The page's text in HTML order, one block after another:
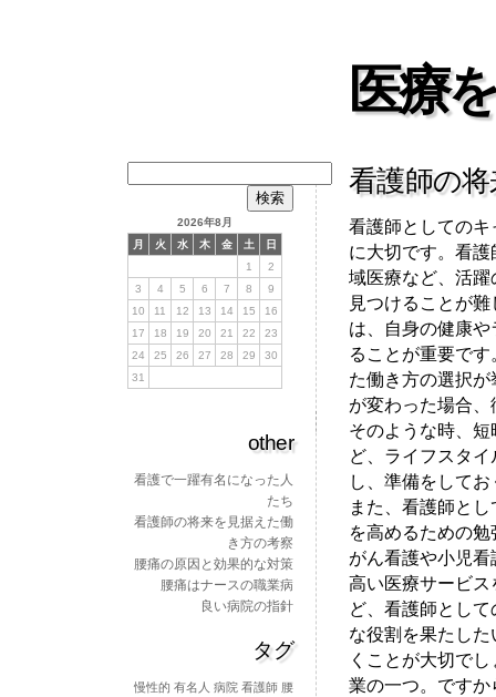
医療
看護師の
看護師としての
に大切です。看
域医療など、活
見つけることが
は、自身の健康
ることが重要で
た働き方の選択
が変わった場合
そのような時、
ど、ライフスタ
し、準備をして
また、看護師と
を高めるための
がん看護や小児
高い医療サービ
ど、看護師とし
な役割を果たし
くことが大切で
業の一つ。です
2026年8月
月
火 水 木 金 土
日
1
2
3
4 5 6 7 8
9
10
11 12 13 14 15
16
17
18 19 20 21 22
23
24
25 26 27 28 29
30
31
other
看護で一躍有名になった人
たち
看護師の将来を見据えた働
き方の考察
腰痛の原因と効果的な対策
腰痛はナースの職業病
良い病院の指針
タグ
慢性的 有名人 病院 看護師 腰